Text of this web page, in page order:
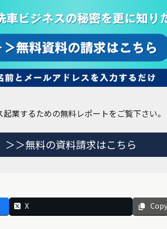
業するための無料レポートをご覧下さい。
＞＞無料の資料請求はこちら
X Copy